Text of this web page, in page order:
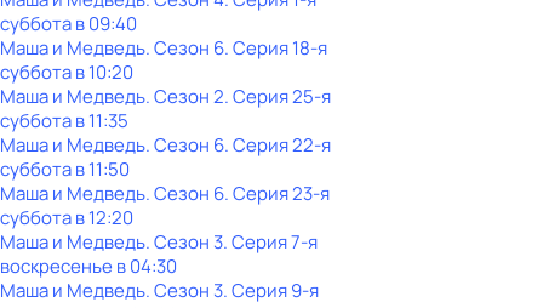
субботав09:40
Маша и Медведь. Сезон 6. Серия 18-я
субботав10:20
Маша и Медведь. Сезон 2. Серия 25-я
субботав11:35
Маша и Медведь. Сезон 6. Серия 22-я
субботав11:50
Маша и Медведь. Сезон 6. Серия 23-я
субботав12:20
Маша и Медведь. Сезон 3. Серия 7-я
воскресенье в04:30
Маша и Медведь. Сезон 3. Серия 9-я